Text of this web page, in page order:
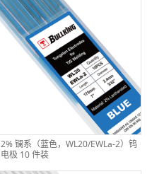
2% 镧系（蓝色，WL20/EWLa-2）钨
电极 10 件装